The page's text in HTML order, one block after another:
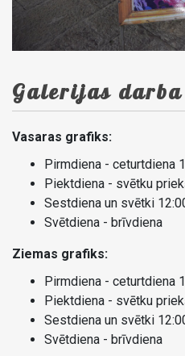
Galerijas
Vasaras grafiks:
Pirmdiena - ceturtdiena
Piektdiena - svētku
Sestdiena un svētki
Svētdiena - brīvdiena
Ziemas grafiks:
Pirmdiena - ceturtdiena
Piektdiena - svētku
Sestdiena un svētki
Svētdiena - brīvdiena